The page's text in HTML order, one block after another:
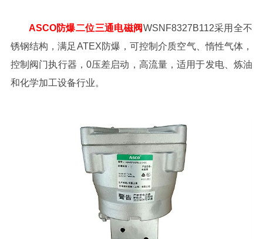
ASCO防爆二位三通电磁阀WSNF8327B112采用全不
锈钢结构，满足ATEX防爆，可控制介质空气、惰性气体，
控制阀门执行器，0压差启动，高流量，适用于发电、炼油
和化学加工设备行业。